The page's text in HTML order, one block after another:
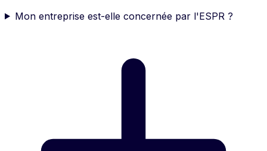
Mon entreprise est-elle concernée par l'ESPR ?